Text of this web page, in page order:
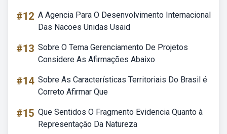
#12 A Agencia Para O Desenvolvimento Internacional
Das Nacoes Unidas Usaid
#13 Sobre O Tema Gerenciamento De Projetos
Considere As Afirmações Abaixo
#14 Sobre As Características Territoriais Do Brasil é
Correto Afirmar Que
#15 Que Sentidos O Fragmento Evidencia Quanto à
Representação Da Natureza